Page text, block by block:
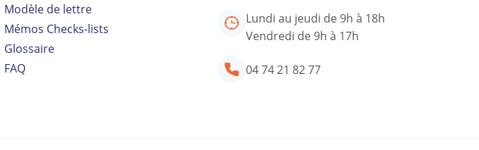
Modèle de lettre
Mémos Checks-lists
Glossaire
FAQ
Lundi au jeudi de 9h à 18h
Vendredi de 9h à 17h
04 74 21 82 77